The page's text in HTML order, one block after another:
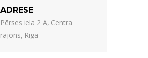
ADRESE
Pērses iela 2 A, Centra
rajons, Rīga